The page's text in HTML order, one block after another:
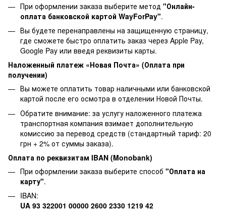
При оформлении заказа выберите метод "Онлайн-
оплата банковской картой WayForPay".
Вы будете перенаправлены на защищенную страницу,
где сможете быстро оплатить заказ через Apple Pay,
Google Pay или введя реквизиты карты.
Наложенный платеж «Новая Почта» (Оплата при
получении)
Вы можете оплатить товар наличными или банковской
картой после его осмотра в отделении Новой Почты.
Обратите внимание: за услугу наложенного платежа
транспортная компания взимает дополнительную
комиссию за перевод средств (стандартный тариф: 20
грн + 2% от суммы заказа).
Оплата по реквизитам IBAN (Monobank)
При оформлении заказа выберите способ "Оплата на
карту".
IBAN:
UA 93 322001 00000 2600 2330 1219 42